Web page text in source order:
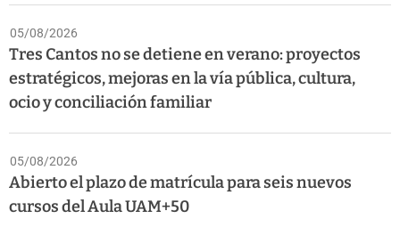
05/08/2026
Tres Cantos no se detiene en verano: proyectos
estratégicos, mejoras en la vía pública, cultura,
ocio y conciliación familiar
05/08/2026
Abierto el plazo de matrícula para seis nuevos
cursos del Aula UAM+50